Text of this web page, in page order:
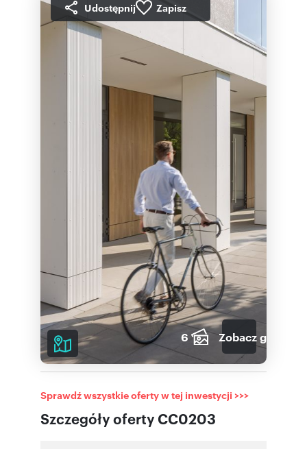
Udostępnij Zapisz
6 Zobacz galerię
Szczegóły oferty CC0203
Sprawdź wszystkie oferty w tej inwestycji >>>